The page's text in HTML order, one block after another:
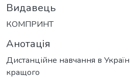
Видавець
КОМПРИНТ
Анотація
Дистанційне навчання в
кращого